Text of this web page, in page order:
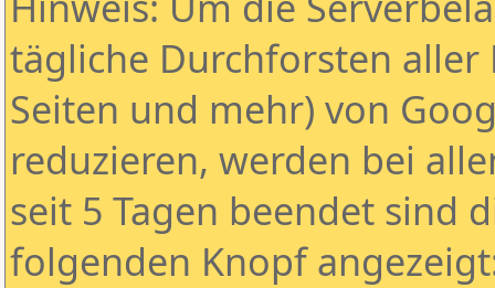
tägliche Durchforsten aller
Seiten und mehr) von
reduzieren, werden bei
seit 5 Tagen beendet sind
folgenden Knopf